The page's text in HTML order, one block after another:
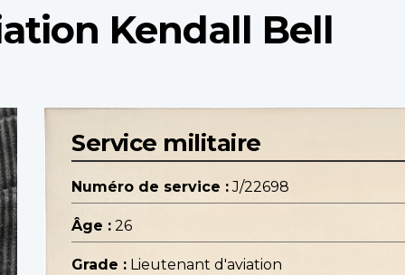
Kendall Bell
Service militaire
Numéro de service : J/22698
Âge : 26
Grade : Lieutenant d'aviation